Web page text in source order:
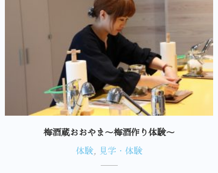
梅酒蔵おおやま～梅酒作り体験～
体験, 見学・体験